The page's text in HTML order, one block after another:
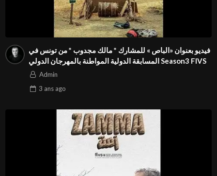
فيديو بعنوان «الباص » للمشارك * مالك مجدوب * من تونس في
المسابقة الدولية المواطنة بالمهرجان الدولي Season3 FIVS
Admin
3 ansago